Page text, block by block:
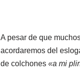
A pesar de que
acordaremos del
de colchones «a mi